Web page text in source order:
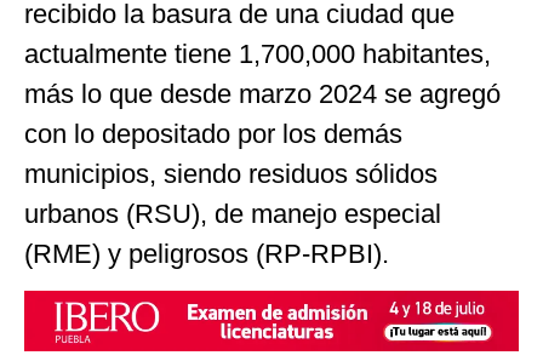
recibido la basura de una ciudad que
actualmente tiene 1,700,000 habitantes,
más lo que desde marzo 2024 se agregó
con lo depositado por los demás
municipios, siendo residuos sólidos
urbanos (RSU), de manejo especial
(RME) y peligrosos (RP-RPBI).